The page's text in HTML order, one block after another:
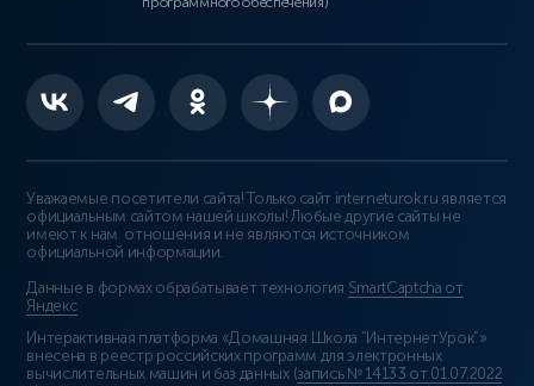
Уважаемые посетители сайта! Только сайт interneturok.ru является
официальным сайтом нашей школы! Любые другие сайты не
имеют к нам отношения и не являются источником
официальной информации.
Данные в формах обрабатывает технология SmartCaptcha от
Яндекс
Интерактивная платформа «Домашняя Школа “ИнтернетУрок”»
внесена в реестр российских программ для электронных
вычислительных машин и баз данных (запись № 14133 от 01.07.2022